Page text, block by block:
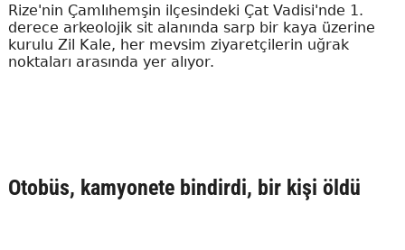
Rize'nin Çamlıhemşin ilçesindeki Çat Vadisi'nde 1.
derece arkeolojik sit alanında sarp bir kaya üzerine
kurulu Zil Kale, her mevsim ziyaretçilerin uğrak
noktaları arasında yer alıyor.
Otobüs, kamyonete bindirdi, bir kişi öldü